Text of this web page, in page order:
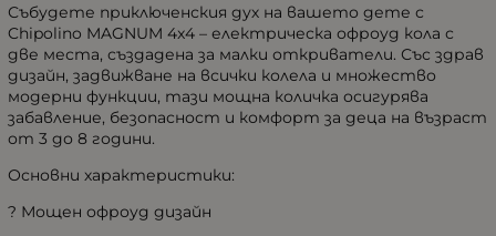
Събудете приключенския дух на вашето дете с
Chipolino MAGNUM 4x4 – електрическа офроуд кола с
две места, създадена за малки откриватели. Със здрав
дизайн, задвижване на всички колела и множество
модерни функции, тази мощна количка осигурява
забавление, безопасност и комфорт за деца на възраст
от 3 до 8 години.
Основни характеристики:
? Мощен офроуд дизайн